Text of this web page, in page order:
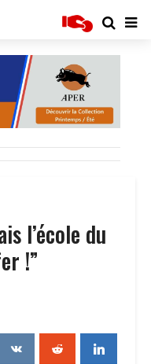
l’école du
!”